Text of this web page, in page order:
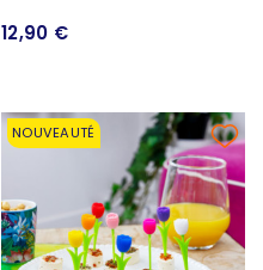
12,90 €
NOUVEAUTÉ